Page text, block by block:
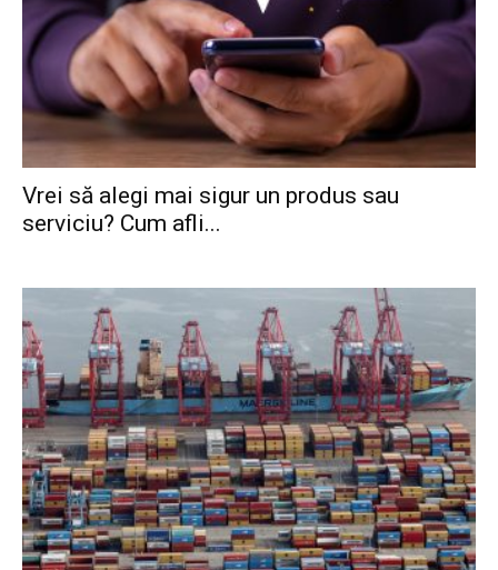
Vrei să alegi mai sigur un produs sau
serviciu? Cum afli...